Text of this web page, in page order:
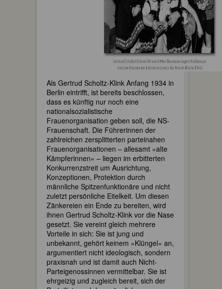
Als Gertrud Scholtz-Klink Anfang 1934 in
Berlin eintrifft, ist bereits beschlossen,
dass es künftig nur noch eine
nationalsozialistische
Frauenorganisation geben soll, die NS-
Frauenschaft. Die Führerinnen der
zahlreichen zersplitterten parteinahen
Frauenorganisationen – allesamt »alte
Kämpferinnen« – liegen im erbitterten
Konkurrenzstreit um Ausrichtung,
Konzeptionen, Protektion durch
männliche Spitzenfunktionäre und nicht
zuletzt persönliche Eitelkeit. Um diesen
Zänkereien ein Ende zu bereiten, wird
ihnen Gertrud Scholtz-Klink vor die Nase
gesetzt. Sie vereint gleich mehrere
Vorteile in sich: Sie ist jung und
unbekannt, gehört keinem »Klüngel« an,
argumentiert nicht ideologisch, sondern
praxisnah und ist damit auch Nicht-
Parteigenossinnen vermittelbar. Sie ist
ehrgeizig und zugleich bereit, sich der